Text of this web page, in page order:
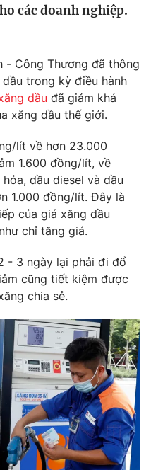
các doanh nghiệp.
- Công Thương đã thông
trong kỳ điều hành
dầu đã giảm khá
xăng dầu thế giới.
lít về hơn 23.000
1.600 đồng/lít, về
dầu diesel và dầu
1.000 đồng/lít. Đây là
của giá xăng dầu
chỉ tăng giá.
- 3 ngày lại phải đi đổ
cũng tiết kiệm được
chia sẻ.